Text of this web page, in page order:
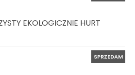
EKOLOGICZNIE HURT
SPRZEDAM